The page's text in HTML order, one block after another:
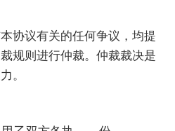
议有关的任何争议，均提
规则进行仲裁。仲裁裁决是
。